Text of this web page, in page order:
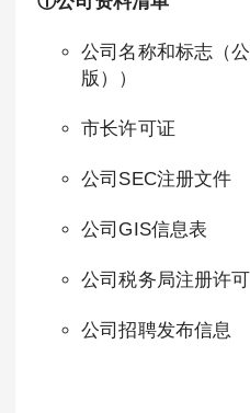
公司名称和标志（
版））
市长许可证
公司SEC注册文件
公司GIS信息表
公司税务局注册许可
公司招聘发布信息